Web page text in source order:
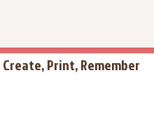
Create, Print, Remember